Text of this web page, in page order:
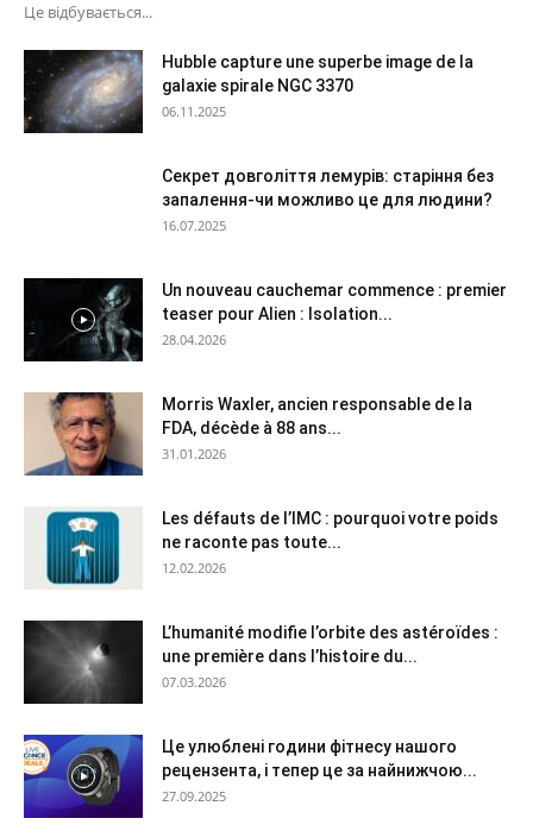
Це відбувається...
Hubble capture une superbe image de la
galaxie spirale NGC 3370
06.11.2025
Секрет довголіття лемурів: старіння без
запалення-чи можливо це для людини?
16.07.2025
Un nouveau cauchemar commence : premier
teaser pour Alien : Isolation...
28.04.2026
Morris Waxler, ancien responsable de la
FDA, décède à 88 ans...
31.01.2026
Les défauts de l’IMC : pourquoi votre poids
ne raconte pas toute...
12.02.2026
L’humanité modifie l’orbite des astéroïdes :
une première dans l’histoire du...
07.03.2026
Це улюблені години фітнесу нашого
рецензента, і тепер це за найнижчою...
27.09.2025